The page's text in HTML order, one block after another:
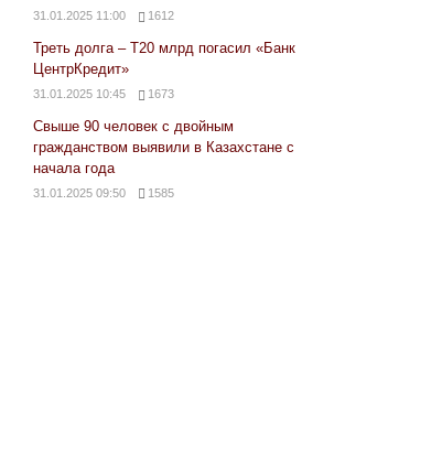
31.01.2025 11:00 1612
Треть долга – Т20 млрд погасил «Банк
ЦентрКредит»
31.01.2025 10:45 1673
Свыше 90 человек с двойным
гражданством выявили в Казахстане с
начала года
31.01.2025 09:50 1585